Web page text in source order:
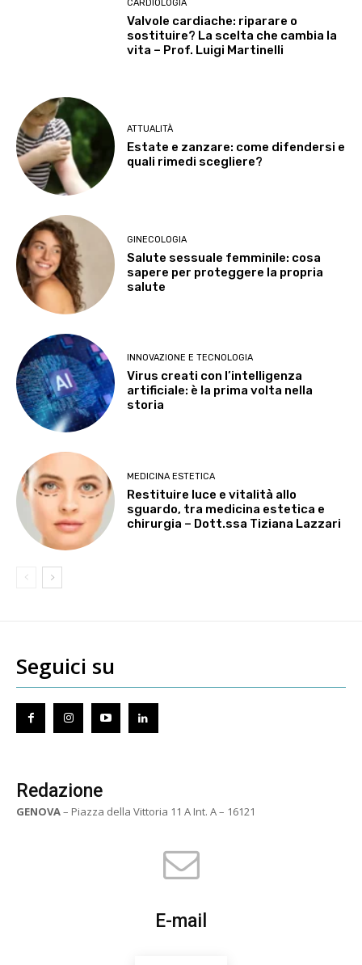
CARDIOLOGIA
Valvole cardiache: riparare o
sostituire? La scelta che cambia la
vita – Prof. Luigi Martinelli
ATTUALITÀ
Estate e zanzare: come difendersi e
quali rimedi scegliere?
GINECOLOGIA
Salute sessuale femminile: cosa
sapere per proteggere la propria
salute
INNOVAZIONE E TECNOLOGIA
Virus creati con l’intelligenza
artificiale: è la prima volta nella
storia
MEDICINA ESTETICA
Restituire luce e vitalità allo
sguardo, tra medicina estetica e
chirurgia – Dott.ssa Tiziana Lazzari
Seguici su
Redazione
GENOVA– Piazza della Vittoria 11 A Int. A – 16121
E-mail